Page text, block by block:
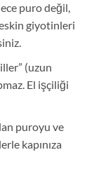
puro değil,
giyotinleri
(uzun
El işçiliği
puroyu ve
kapınıza